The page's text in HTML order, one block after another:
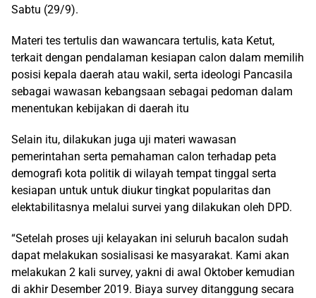
Sabtu (29/9).
Materi tes tertulis dan wawancara tertulis, kata Ketut,
terkait dengan pendalaman kesiapan calon dalam memilih
posisi kepala daerah atau wakil, serta ideologi Pancasila
sebagai wawasan kebangsaan sebagai pedoman dalam
menentukan kebijakan di daerah itu
Selain itu, dilakukan juga uji materi wawasan
pemerintahan serta pemahaman calon terhadap peta
demografi kota politik di wilayah tempat tinggal serta
kesiapan untuk untuk diukur tingkat popularitas dan
elektabilitasnya melalui survei yang dilakukan oleh DPD.
“Setelah proses uji kelayakan ini seluruh bacalon sudah
dapat melakukan sosialisasi ke masyarakat. Kami akan
melakukan 2 kali survey, yakni di awal Oktober kemudian
di akhir Desember 2019. Biaya survey ditanggung secara